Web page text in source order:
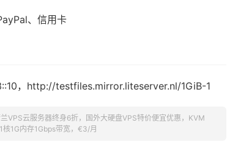
、信用卡
，http://testfiles.mirror.liteserver.nl/1GiB-1
VPS云服务器终身6折，国外大硬盘VPS特价便宜优惠，KVM
1G内存1Gbps带宽，€3/月